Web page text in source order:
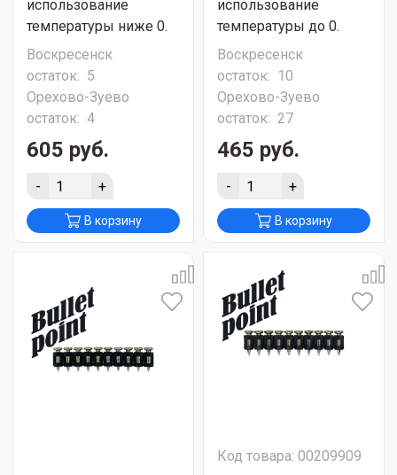
использование
температуры ниже 0.
Воскресенск
остаток: 5
Орехово-Зуево
остаток: 4
605 руб.
- +
В корзину
использование
температуры до 0.
Воскресенск
остаток: 10
Орехово-Зуево
остаток: 27
465 руб.
- +
В корзину
Код товара: 00209909